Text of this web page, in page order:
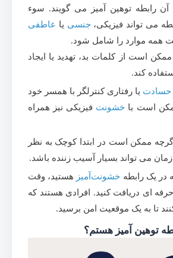
آن رابطه توهین آمیز می گویند. سوء
می تواند فیزیکی،جنسی یا عاطفی
همه موارد را شامل شود.
است از کلمات بد، تهدید یا ایجاد
کند.
حسادت یا رفتاری کنترلگر با همسر خود
است با خشونت فیزیکی نیز همراه
گرچه ممکن است در ابتدا کوچک به نظر
می تواند بسیار آسیب زننده باشد.
در یک رابطه خشونت‌آمیز هستید، وقت
ای دریافت کنید. افرادی هستند که
تا به یک موقعیت امن برسید.
توهین آمیز هستم؟